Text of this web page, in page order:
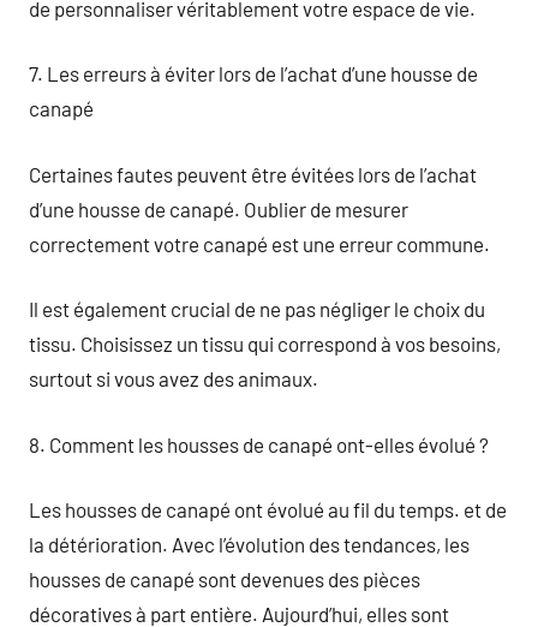
de personnaliser véritablement votre espace de vie.
7. Les erreurs à éviter lors de l’achat d’une housse de
canapé
Certaines fautes peuvent être évitées lors de l’achat
d’une housse de canapé. Oublier de mesurer
correctement votre canapé est une erreur commune.
Il est également crucial de ne pas négliger le choix du
tissu. Choisissez un tissu qui correspond à vos besoins,
surtout si vous avez des animaux.
8. Comment les housses de canapé ont-elles évolué ?
Les housses de canapé ont évolué au fil du temps. et de
la détérioration. Avec l’évolution des tendances, les
housses de canapé sont devenues des pièces
décoratives à part entière. Aujourd’hui, elles sont